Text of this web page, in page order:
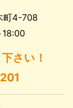
町4-708
18:00
さい！